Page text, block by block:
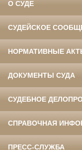
О СУДЕ
СУДЕЙСКОЕ
НОРМАТИВНЫЕ
ДОКУМЕНТЫ СУДА
СУДЕБНОЕ
СПРАВОЧНАЯ
ПРЕСС-СЛУЖБА